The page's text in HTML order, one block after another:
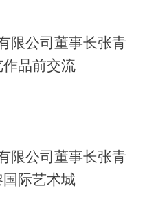
限公司董事长张青
品前交流
限公司董事长张青
际艺术城